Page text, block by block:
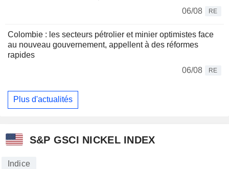
06/08
RE
Colombie : les secteurs pétrolier et minier optimistes face
au nouveau gouvernement, appellent à des réformes
rapides
06/08
RE
Plus d'actualités
S&P GSCI NICKEL INDEX
Indice